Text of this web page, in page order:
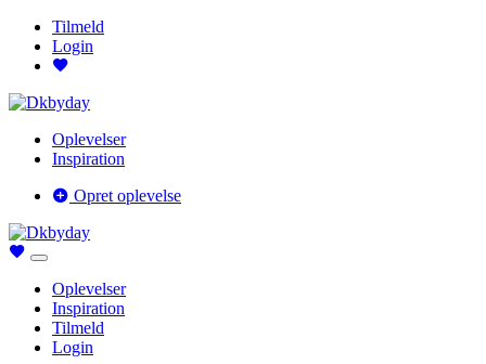
Tilmeld
Login
Oplevelser
Inspiration
Opret oplevelse
Oplevelser
Inspiration
Tilmeld
Login